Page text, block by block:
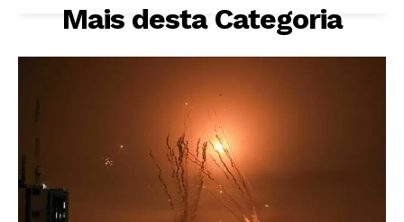
Mais desta Categoria